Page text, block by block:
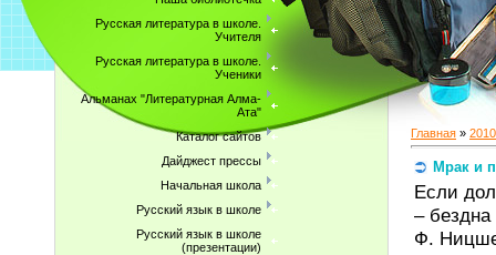
Русская литература в школе.
Учителя
Русская литература в школе.
Ученики
Альманах "Литературная Алма-
Ата"
Каталог сайтов
Дайджест прессы
Начальная школа
Русский язык в школе
Русский язык в школе
(презентации)
Главная » 2010
Мрак и
Если
– бездна
Ф.